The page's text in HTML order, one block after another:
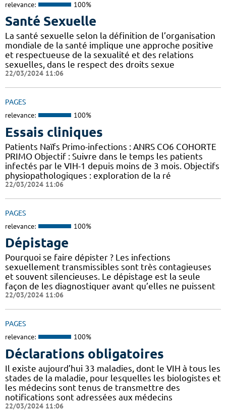
relevance: 100%
Santé Sexuelle
La santé sexuelle selon la définition de l’organisation
mondiale de la santé implique une approche positive
et respectueuse de la sexualité et des relations
sexuelles, dans le respect des droits sexue
22/03/2024 11:06
PAGES
relevance: 100%
Essais cliniques
Patients Naïfs Primo-infections : ANRS CO6 COHORTE
PRIMO Objectif : Suivre dans le temps les patients
infectés par le VIH-1 depuis moins de 3 mois. Objectifs
physiopathologiques : exploration de la ré
22/03/2024 11:06
PAGES
relevance: 100%
Dépistage
Pourquoi se faire dépister ? Les infections
sexuellement transmissibles sont très contagieuses
et souvent silencieuses. Le dépistage est la seule
façon de les diagnostiquer avant qu’elles ne puissent
22/03/2024 11:06
PAGES
relevance: 100%
Déclarations obligatoires
Il existe aujourd’hui 33 maladies, dont le VIH à tous les
stades de la maladie, pour lesquelles les biologistes et
les médecins sont tenus de transmettre des
notifications sont adressées aux médecins
22/03/2024 11:06